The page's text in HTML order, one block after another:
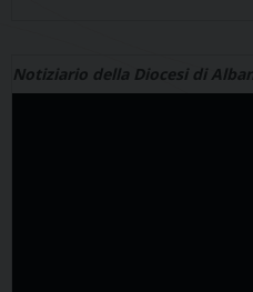
Notiziario della Diocesi di